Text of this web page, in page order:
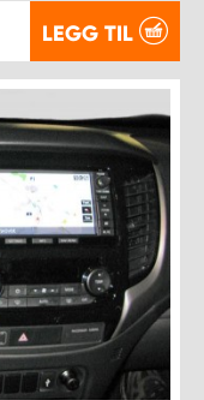
LEGG TIL